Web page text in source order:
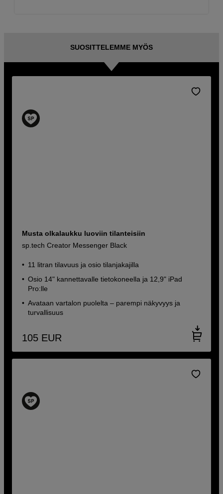
SUOSITTELEMME MYÖS
Musta olkalaukku luoviin tilanteisiin
sp.tech Creator Messenger Black
11 litran tilavuus ja osio tilanjakajilla
Osio 14" kannettavalle tietokoneella ja 12,9" iPad
Pro:lle
Avataan vartalon puolelta – parempi näkyvyys ja
turvallisuus
105 EUR